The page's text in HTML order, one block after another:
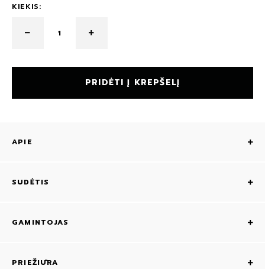
KIEKIS:
PRIDĖTI Į KREPŠELĮ
APIE
SUDĖTIS
GAMINTOJAS
PRIEŽIŪRA